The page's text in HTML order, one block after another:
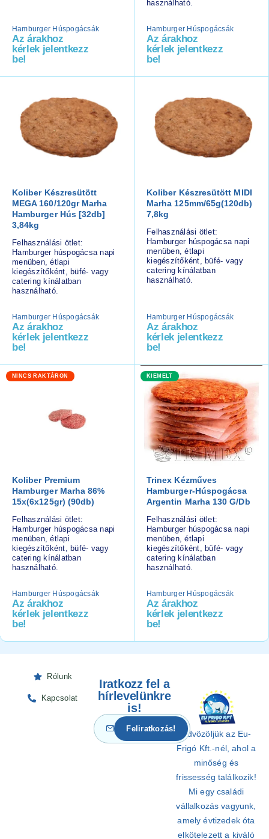
Hamburger Húspogácsák
Az árakhoz
kérlek jelentkezz
be!
használható.
Hamburger Húspogácsák
Az árakhoz
kérlek jelentkezz
be!
Koliber Készresütött
MEGA 160/120gr Marha
Hamburger Hús [32db]
3,84kg
Felhasználási ötlet:
Hamburger húspogácsa napi
menüben, étlapi
kiegészítőként, büfé- vagy
catering kínálatban
használható.
Hamburger Húspogácsák
Az árakhoz
kérlek jelentkezz
be!
Koliber Készresütött MIDI
Marha 125mm/65g(120db)
7,8kg
Felhasználási ötlet:
Hamburger húspogácsa napi
menüben, étlapi
kiegészítőként, büfé- vagy
catering kínálatban
használható.
Hamburger Húspogácsák
Az árakhoz
kérlek jelentkezz
be!
NINCS RAKTÁRON
Koliber Premium
Hamburger Marha 86%
15x(6x125gr) (90db)
Felhasználási ötlet:
Hamburger húspogácsa napi
menüben, étlapi
kiegészítőként, büfé- vagy
catering kínálatban
használható.
Hamburger Húspogácsák
Az árakhoz
kérlek jelentkezz
be!
KIEMELT
Trinex Kézműves
Hamburger-Húspogácsa
Argentin Marha 130 G/db
Felhasználási ötlet:
Hamburger húspogácsa napi
menüben, étlapi
kiegészítőként, büfé- vagy
catering kínálatban
használható.
Hamburger Húspogácsák
Az árakhoz
kérlek jelentkezz
be!
Rólunk
Kapcsolat
Üdvözöljük az Eu-
Frigó Kft.-nél, ahol a
minőség és
frissesség találkozik!
Mi egy családi
vállalkozás vagyunk,
amely évtizedek óta
elkötelezett a kiváló
Iratkozz fel a
hírlevelünkre
is!